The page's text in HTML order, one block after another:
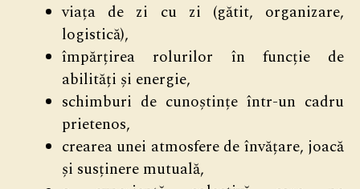
viața de zi cu zi (gătit, organizare,
logistică),
împărțirea rolurilor în funcție de
abilități și energie,
schimburi de cunoștințe într-un cadru
prietenos,
crearea unei atmosfere de învățare, joacă
și susținere mutuală,